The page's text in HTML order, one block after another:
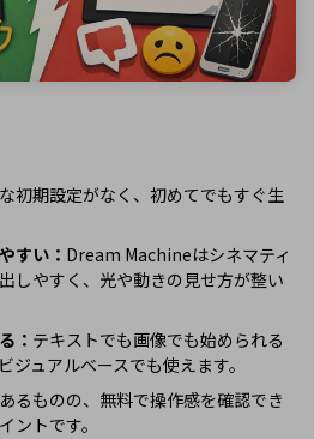
初期設定がなく、初めてでもすぐ生
すい： Dream Machineはシネマティ
しやすく、光や動きの見せ方が整い
： テキストでも画像でも始められる
ジュアルベースでも使えます。
るものの、無料で操作感を確認でき
ントです。